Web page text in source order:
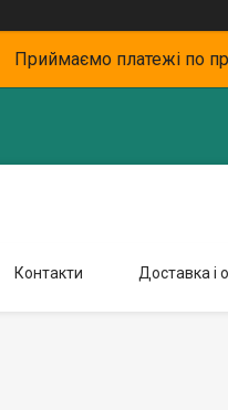
Приймаємо платежі по
Контакти Доставка і